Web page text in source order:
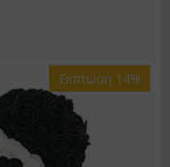
Έκπτωση 14%